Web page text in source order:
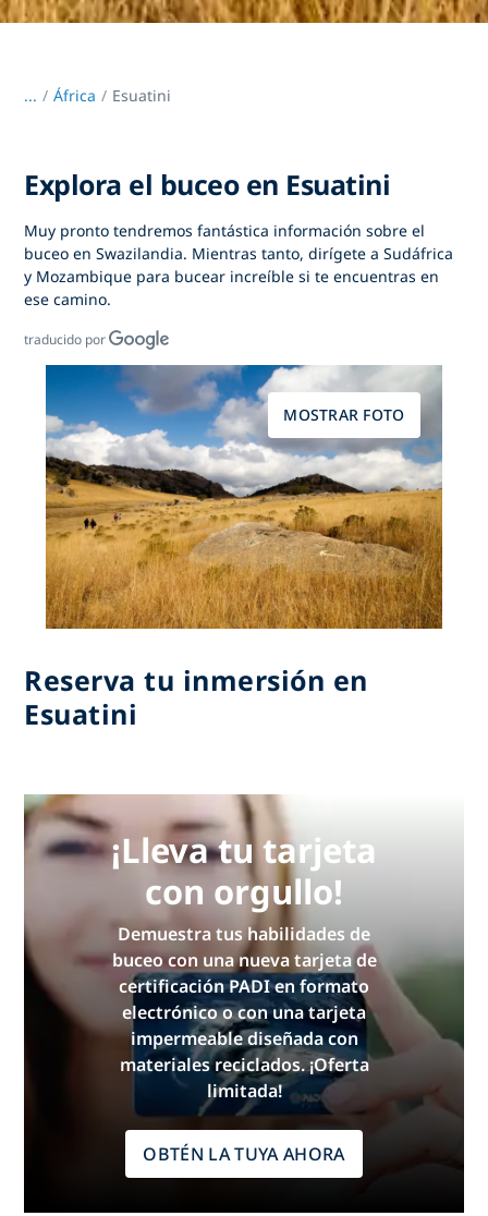
... / África Esuatini
Explora el buceo en Esuatini
Muy pronto tendremos fantástica información sobre el
buceo en Swazilandia. Mientras tanto, dirígete a Sudáfrica
y Mozambique para bucear increíble si te encuentras en
ese camino.
traducido por
MOSTRAR FOTO
Reserva tu inmersión en
Esuatini
¡Lleva tu tarjeta
con orgullo!
Demuestra tus habilidades de
buceo con una nueva tarjeta de
certificación PADI en formato
electrónico o con una tarjeta
impermeable diseñada con
materiales reciclados. ¡Oferta
limitada!
OBTÉN LA TUYA AHORA